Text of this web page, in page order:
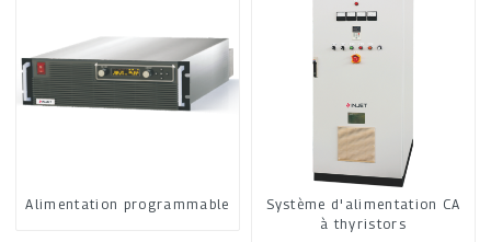
Alimentation programmable
Système d'alimentation CA
à thyristors